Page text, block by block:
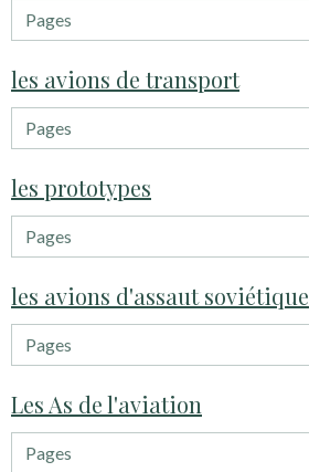
les avions de transport
les prototypes
les avions d'assaut soviétique
Les As de l'aviation